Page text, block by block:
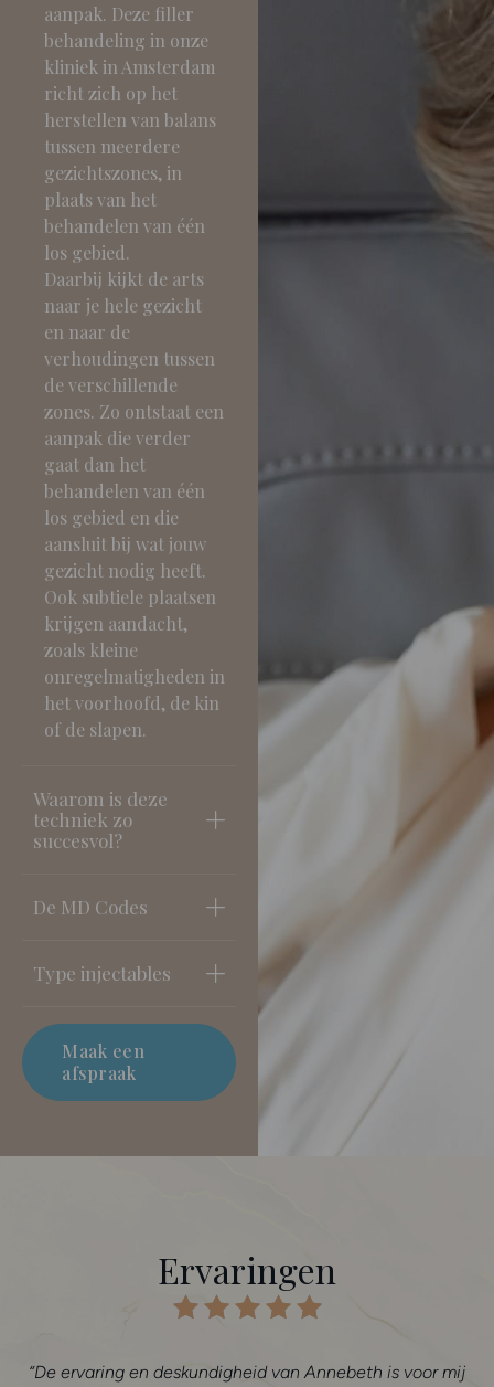
aanpak. Deze filler
behandeling in onze
kliniek in Amsterdam
richt zich op het
herstellen van balans
tussen meerdere
gezichtszones, in
plaats van het
behandelen van één
los gebied.
Daarbij kijkt de arts
naar je hele gezicht
en naar de
verhoudingen tussen
de verschillende
zones. Zo ontstaat een
aanpak die verder
gaat dan het
behandelen van één
los gebied en die
aansluit bij wat jouw
gezicht nodig heeft.
Ook subtiele plaatsen
krijgen aandacht,
zoals kleine
onregelmatigheden in
het voorhoofd, de kin
of de slapen.
Waarom is deze
techniek zo
succesvol?
De MD Codes
Type injectables
Maak een
afspraak
Ervaringen
is voor mij
“Annebeth is mijn persoonlijke